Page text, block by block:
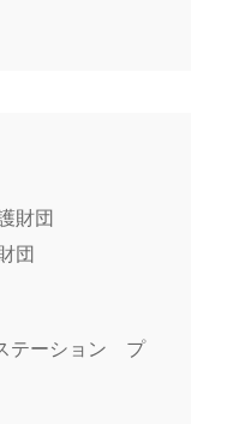
団
テーション プ